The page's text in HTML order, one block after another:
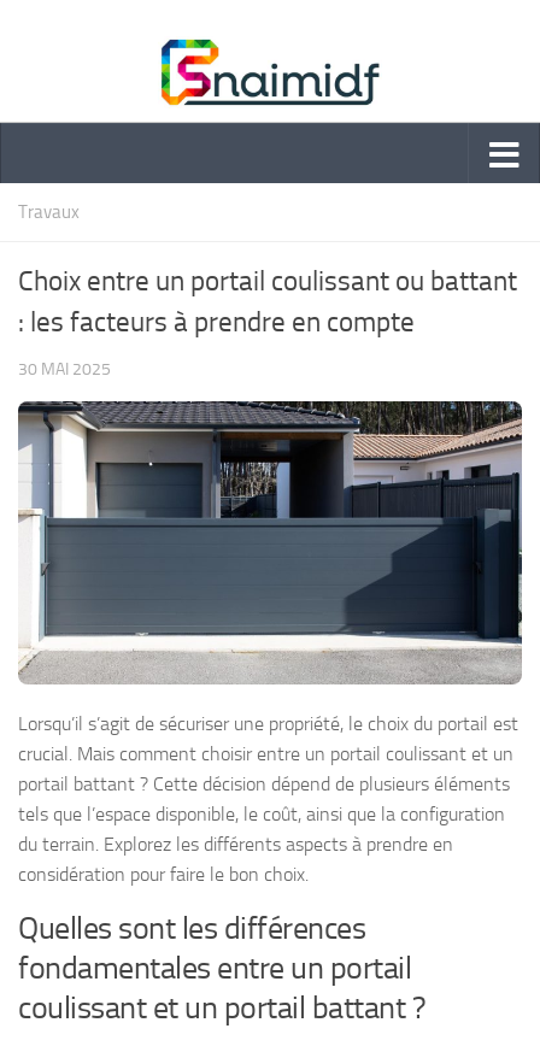
Travaux
Choix entre un portail coulissant ou battant
: les facteurs à prendre en compte
30 MAI 2025
Lorsqu’il s’agit de sécuriser une propriété, le choix du portail est
crucial. Mais comment choisir entre un portail coulissant et un
portail battant ? Cette décision dépend de plusieurs éléments
tels que l’espace disponible, le coût, ainsi que la configuration
du terrain. Explorez les différents aspects à prendre en
considération pour faire le bon choix.
Quelles sont les différences
fondamentales entre un portail
coulissant et un portail battant ?